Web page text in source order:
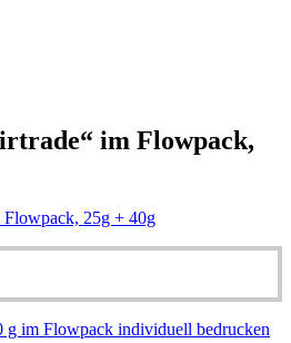
im Flowpack,
Flowpack, 25g + 40g